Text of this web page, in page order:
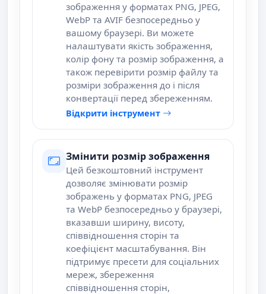
зображення у форматах PNG, JPEG,
WebP та AVIF безпосередньо у
вашому браузері. Ви можете
налаштувати якість зображення,
колір фону та розмір зображення, а
також перевірити розмір файлу та
розміри зображення до і після
конвертації перед збереженням.
Відкрити інструмент
Змінити розмір зображення
Цей безкоштовний інструмент
дозволяє змінювати розмір
зображень у форматах PNG, JPEG
та WebP безпосередньо у браузері,
вказавши ширину, висоту,
співвідношення сторін та
коефіцієнт масштабування. Він
підтримує пресети для соціальних
мереж, збереження
співвідношення сторін,